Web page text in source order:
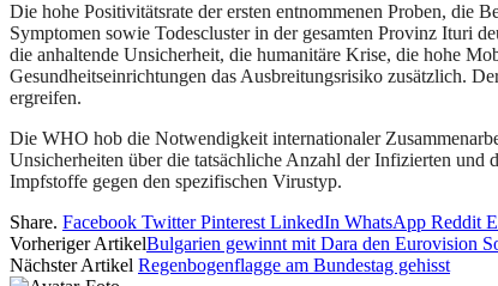
Die hohe Positivitätsrate der ersten entnommenen Proben, die
Symptomen sowie Todescluster in der gesamten Provinz Ituri
die anhaltende Unsicherheit, die humanitäre Krise, die hohe
Gesundheitseinrichtungen das Ausbreitungsrisiko zusätzlich.
ergreifen.
Die WHO hob die Notwendigkeit internationaler
Unsicherheiten über die tatsächliche Anzahl der Infizierten und
Impfstoffe gegen den spezifischen Virustyp.
Share. Facebook Twitter Pinterest LinkedIn WhatsApp Reddit
Vorheriger ArtikelBulgarien gewinnt mit Dara den Eurovision
Nächster Artikel Regenbogenflagge am Bundestag gehisst